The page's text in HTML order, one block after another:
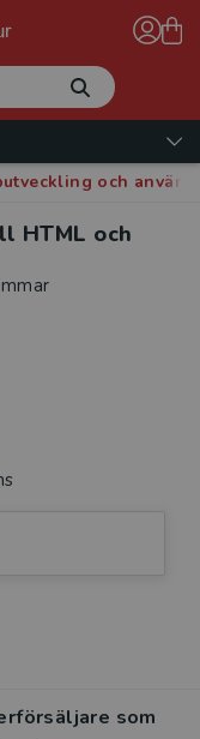
och
HTML och
som